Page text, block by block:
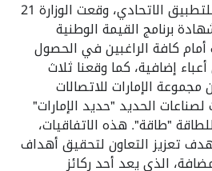
ولتهيئة البيئة الداعمة للتطبيق الاتحادي، وقعت الوزارة 21
برنامج القيمة الوطنية
أمام كافة الراغبين في الحصول
إضافية، كما وقعنا ثلاث
الإمارات للاتصالات
لصناعات الحديد "حديد الإمارات"
"طاقة". هذه الاتفاقيات،
تعزيز التعاون لتحقيق أهداف
الذي يعد أحد ركائز